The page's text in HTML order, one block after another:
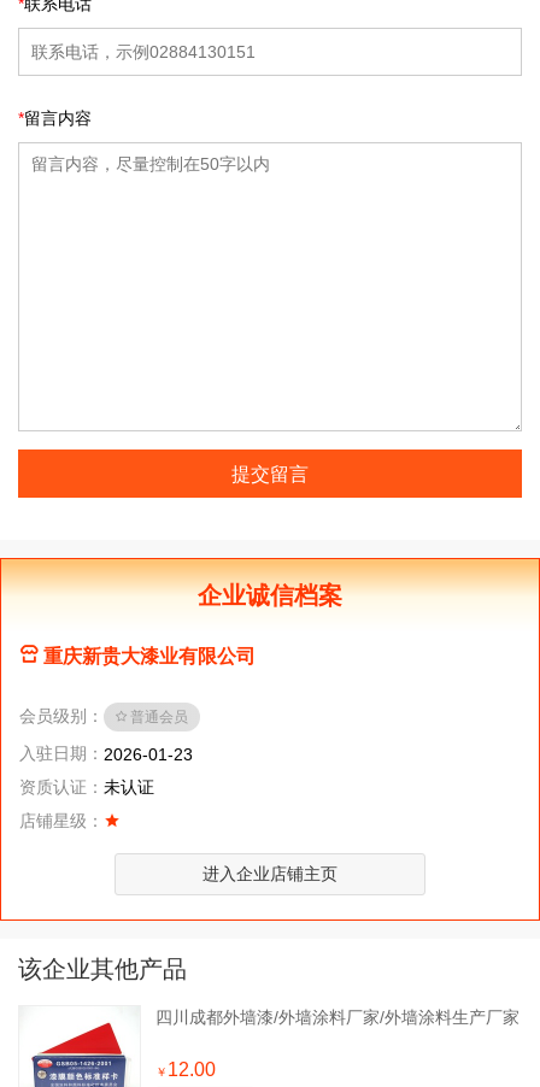
*留言内容
提交留言
企业诚信档案
重庆新贵大漆业有限公司
会员级别： 普通会员
入驻日期： 2026-01-23
资质认证： 未认证
店铺星级：
进入企业店铺主页
该企业其他产品
四川成都外墙漆/外墙涂料厂家/外墙涂料生产厂家
￥ 12.00